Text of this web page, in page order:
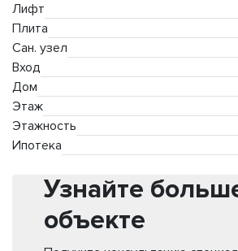
Лифт
Плита
Сан. узел
Вход
Дом
Этаж
Этажность
Ипотека
Узнайте
объекте